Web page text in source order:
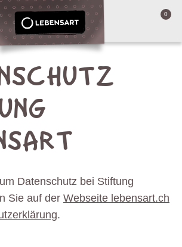
0
Datenschutz bei Stiftung
Sie auf der Webseite lebensart.ch
.